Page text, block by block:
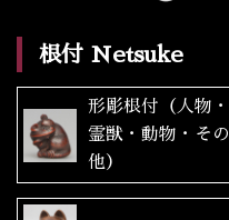
根付 Netsuke
形彫根付（人物・
霊獣・動物・その
他）